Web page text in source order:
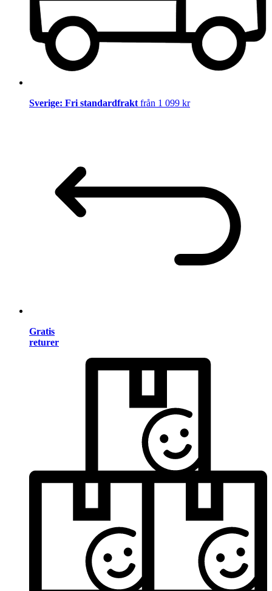
Sverige: Fri standardfrakt från 1 099 kr
Gratis
returer